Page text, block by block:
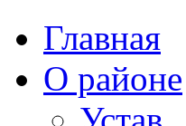
Главная
О районе